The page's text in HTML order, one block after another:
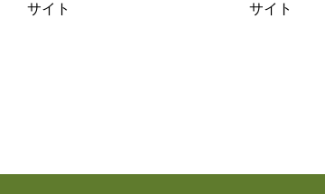
サイト
サイト